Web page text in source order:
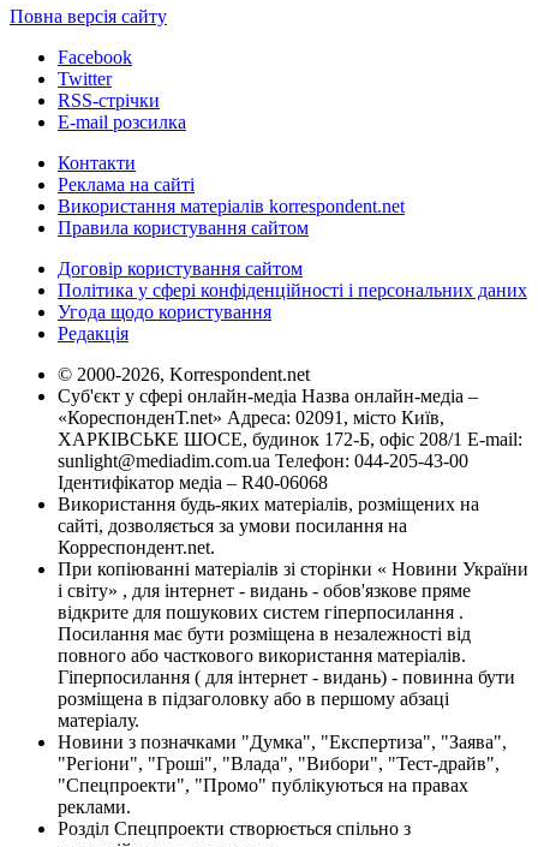
Повна версія сайту
Facebook
Twitter
RSS-стрічки
E-mail розсилка
Контакти
Реклама на сайті
Використання матеріалів korrespondent.net
Правила користування сайтом
Договір користування сайтом
Політика у сфері конфіденційності і персональних даних
Угода щодо користування
Редакція
© 2000-2026, Korrespondent.net
Суб'єкт у сфері онлайн-медіа Назва онлайн-медіа –
«КореспонденТ.net» Адреса: 02091, місто Київ,
ХАРКІВСЬКЕ ШОСЕ, будинок 172-Б, офіс 208/1 E-mail:
sunlight@mediadim.com.ua Телефон: 044-205-43-00
Ідентифікатор медіа – R40-06068
Використання будь-яких матеріалів, розміщених на
сайті, дозволяється за умови посилання на
Корреспондент.net.
При копіюванні матеріалів зі сторінки « Новини України
і світу» , для інтернет - видань - обов'язкове пряме
відкрите для пошукових систем гіперпосилання .
Посилання має бути розміщена в незалежності від
повного або часткового використання матеріалів.
Гіперпосилання ( для інтернет - видань) - повинна бути
розміщена в підзаголовку або в першому абзаці
матеріалу.
Новини з позначками "Думка", "Експертиза", "Заява",
"Регіони", "Гроші", "Влада", "Вибори", "Тест-драйв",
"Спецпроекти", "Промо" публікуються на правах
реклами.
Розділ Спецпроекти створюється спільно з